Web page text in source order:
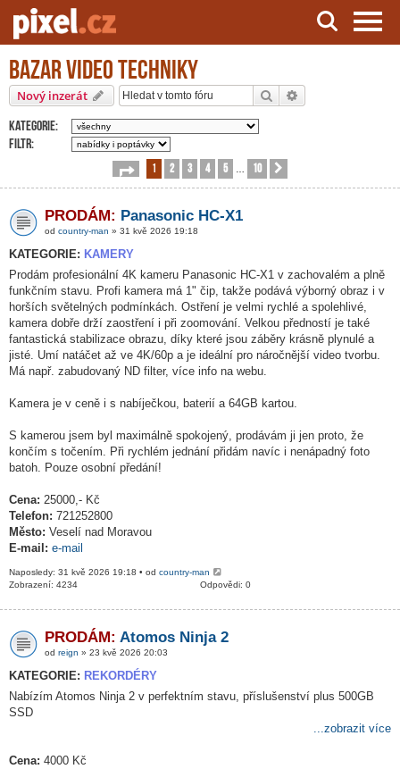
Server o natáčení a zpracování videa
Bazar video techniky
Nový inzerát Hledat
Kategorie:
Filtr:
Stránka 1z 10
1 2 3 4 5 10
PRODÁM: Panasonic HC-X1
od country-man » 31 kvě 2026 19:18
KATEGORIE: KAMERY
Prodám profesionální 4K kameru Panasonic HC-X1 v zachovalém a plně
funkčním stavu. Profi kamera má 1" čip, takže podává výborný obraz i v
horších světelných podmínkách. Ostření je velmi rychlé a spolehlivé,
kamera dobře drží zaostření i při zoomování. Velkou předností je také
fantastická stabilizace obrazu, díky které jsou záběry krásně plynulé a
jisté. Umí natáčet až ve 4K/60p a je ideální pro náročnější video tvorbu.
Má např. zabudovaný ND filter, více info na webu.
Kamera je v ceně i s nabíječkou, baterií a 64GB kartou.
S kamerou jsem byl maximálně spokojený, prodávám ji jen proto, že
končím s točením. Při rychlém jednání přidám navíc i nenápadný foto
batoh. Pouze osobní předání!
Cena: 25000,- Kč
Telefon: 721252800
Město: Veselí nad Moravou
E-mail: e-mail
Naposledy: 31 kvě 2026 19:18 • od country-man
Odpovědi: 0
Zobrazení: 4234
PRODÁM: Atomos Ninja 2
od reign » 23 kvě 2026 20:03
KATEGORIE: REKORDÉRY
Nabízím Atomos Ninja 2 v perfektním stavu, příslušenství plus 500GB
SSD
...zobrazit více
Cena: 4000 Kč